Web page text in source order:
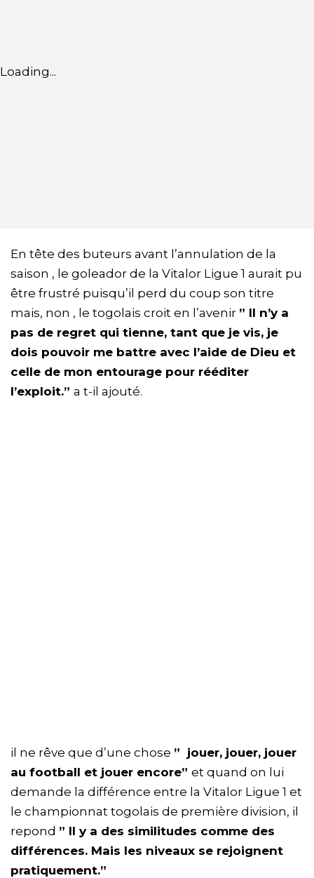
Loading...
En tête des buteurs avant l’annulation de la
saison , le goleador de la Vitalor Ligue 1 aurait pu
être frustré puisqu’il perd du coup son titre
mais, non , le togolais croit en l’avenir ” Il n’y a
pas de regret qui tienne, tant que je vis, je
dois pouvoir me battre avec l’aide de Dieu et
celle de mon entourage pour rééditer
l’exploit.” a t-il ajouté.
il ne rêve que d’une chose ” jouer, jouer, jouer
au football et jouer encore” et quand on lui
demande la différence entre la Vitalor Ligue 1 et
le championnat togolais de première division, il
repond ” Il y a des similitudes comme des
différences. Mais les niveaux se rejoignent
pratiquement.”